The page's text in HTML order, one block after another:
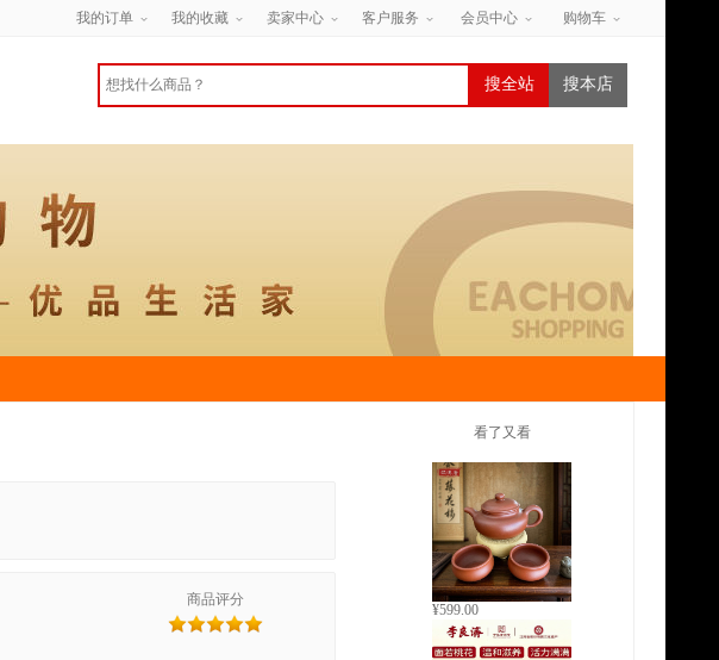
会员中心 购物车
我的订单 我的收藏 卖家中心 客户服务
搜全站 搜本店
商品评分
看了又看
¥599.00